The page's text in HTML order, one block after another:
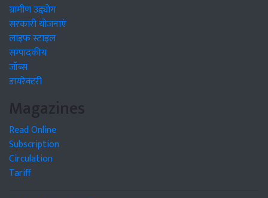
ग्रामीण उद्द्योग
सरकारी योजनाएं
लाइफ स्टाइल
सम्पादकीय
जॉब्स
डायरेक्टरी
Magazines
Read Online
Subscription
Circulation
Tariff